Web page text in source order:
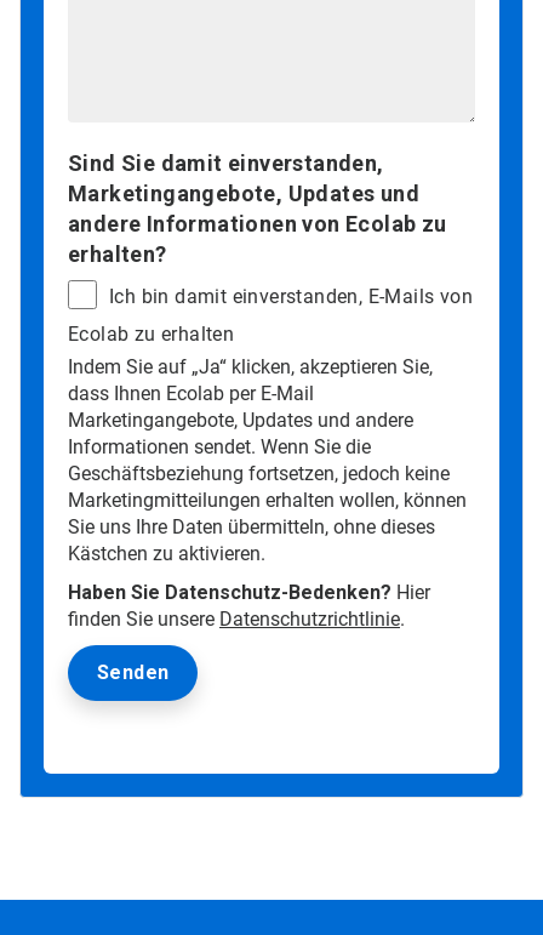
Sind Sie damit einverstanden,
Marketingangebote, Updates und
andere Informationen von Ecolab zu
erhalten?
Ich bin damit einverstanden, E-Mails von
Ecolab zu erhalten
Indem Sie auf „Ja“ klicken, akzeptieren Sie,
dass Ihnen Ecolab per E-Mail
Marketingangebote, Updates und andere
Informationen sendet. Wenn Sie die
Geschäftsbeziehung fortsetzen, jedoch keine
Marketingmitteilungen erhalten wollen, können
Sie uns Ihre Daten übermitteln, ohne dieses
Kästchen zu aktivieren.
Haben Sie Datenschutz-Bedenken? Hier
finden Sie unsere Datenschutzrichtlinie.